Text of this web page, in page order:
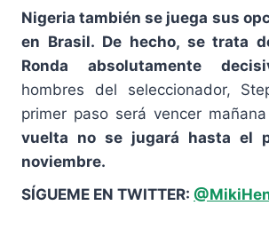
Nigeria también se juega sus
en Brasil. De hecho, se trata
Ronda absolutamente
hombres del seleccionador,
primer paso será vencer
vuelta no se jugará hasta el
noviembre.
SÍGUEME EN TWITTER: